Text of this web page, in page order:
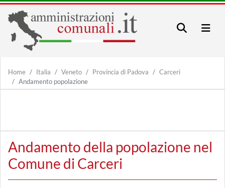
Home Italia Veneto Provincia di Padova
Carceri
Andamento popolazione
Andamento della popolazione nel
Comune di Carceri